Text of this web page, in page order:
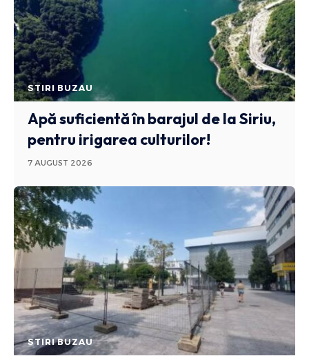
STIRI BUZAU
Apă suficientă în barajul de la Siriu,
pentru irigarea culturilor!
7 AUGUST 2026
STIRI BUZAU